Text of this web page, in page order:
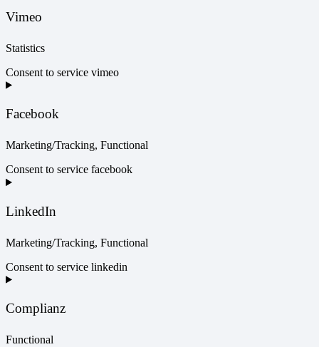
Vimeo
Statistics
Consent to service vimeo
Facebook
Marketing/Tracking, Functional
Consent to service facebook
LinkedIn
Marketing/Tracking, Functional
Consent to service linkedin
Complianz
Functional